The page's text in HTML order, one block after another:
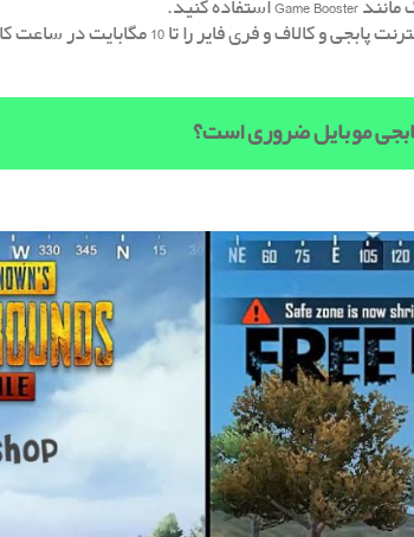
فایر را تا 10 مگابایت در ساعت کاهش دهد.
موبایل ضروری است؟